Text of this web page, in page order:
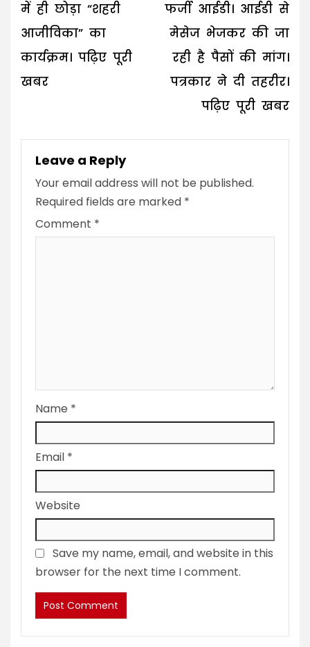
में ही छोड़ा “शहरी
आजीविका” का
कार्यक्रम। पढ़िए पूरी
खबर
फर्जी आईडी। आईडी से
मेसेज भेजकर की जा
रही है पैसों की मांग।
पत्रकार ने दी तहरीर।
पढ़िए पूरी खबर
Leave a Reply
Your email address will not be published.
Required fields are marked *
Comment *
Name *
Email *
Website
Save my name, email, and website in this
browser for the next time I comment.